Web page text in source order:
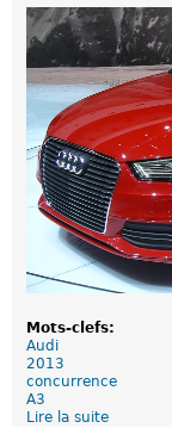
G
n
è
v
e
2
0
1
4
:
L
e
t
o
u
e
e
Mots-clefs:
Audi
2013
concurrence
A3
Lire la suite